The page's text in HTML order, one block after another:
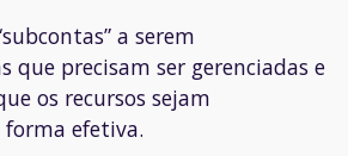
a serem
que precisam ser gerenciadas e
os recursos sejam
efetiva.